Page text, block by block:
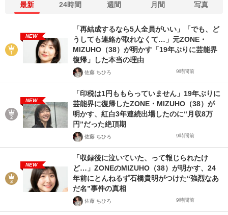
最新 24時間 週間 月間 写真
NEW
「再結成するなら5人全員がいい」「でも、ど
うしても連絡が取れなくて…」元ZONE・
MIZUHO（38）が明かす「19年ぶりに芸能界
復帰」した本当の理由
佐藤 ちひろ 9時間前
NEW
「印税は1円ももらっていません」19年ぶりに
芸能界に復帰したZONE・MIZUHO（38）が
明かす、紅白3年連続出場したのに“月収8万
円”だった絶頂期
佐藤 ちひろ 9時間前
NEW
「収録後に泣いていた、って報じられたけ
ど…」ZONEのMIZUHO（38）が明かす、24
年前にとんねるず石橋貴明がつけた“強烈なあ
だ名”事件の真相
佐藤 ちひろ 9時間前